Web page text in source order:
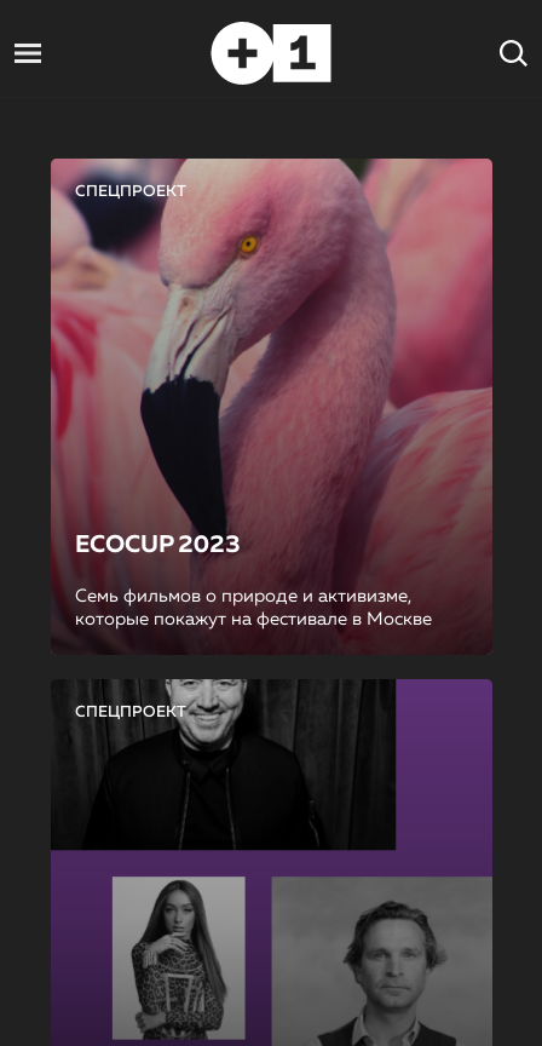
СПЕЦПРОЕКТ
ECOCUP 2023
Семь фильмов о природе и активизме,
которые покажут на фестивале в Москве
СПЕЦПРОЕКТ